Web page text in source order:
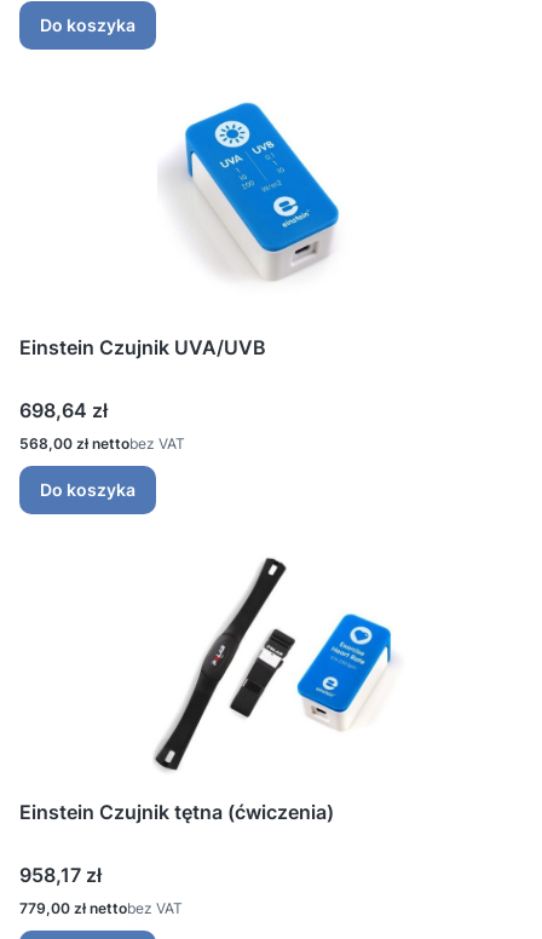
Do koszyka
Einstein Czujnik UVA/UVB
Cena
698,64 zł
Cena
568,00 zł bez VAT
Do koszyka
Einstein Czujnik tętna (ćwiczenia)
Cena
958,17 zł
Cena
779,00 zł bez VAT